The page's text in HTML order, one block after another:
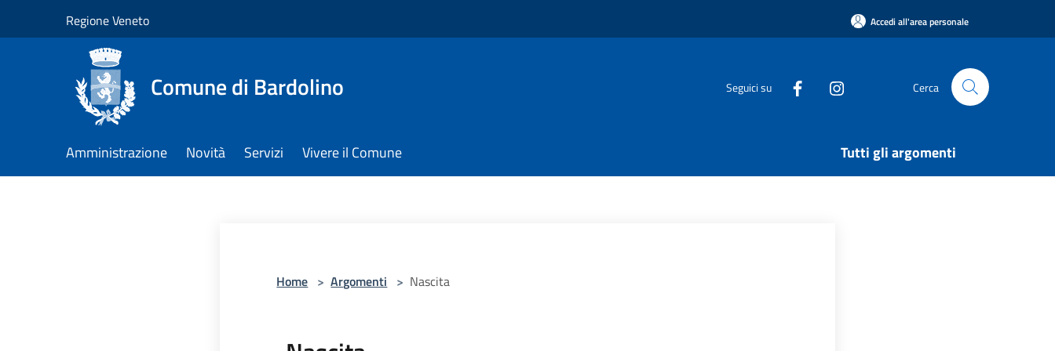
Regione Veneto Accedi all'area personale
Comune di Bardolino Seguici su Cerca
Amministrazione Novità Servizi Vivere il Comune Tutti gli argomenti
Home > Argomenti > Nascita